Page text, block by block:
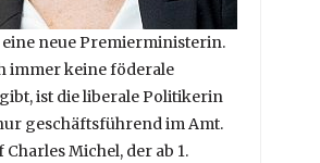
neue Premierministerin.
immer keine föderale
ist die liberale Politikerin
geschäftsführend im Amt.
Charles Michel, der ab 1.